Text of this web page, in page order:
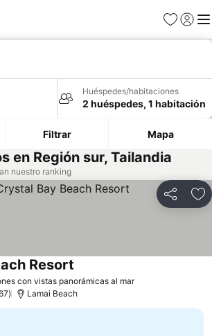
Favoritos
Iniciar
Huéspedes/habitaciones
2 huéspedes, 1 habitación
Filtrar Mapa
en Región sur, Tailandia
nuestro ranking
Compartir
con vistas panorámicas al marVer precios
Resort
Lamai Beach